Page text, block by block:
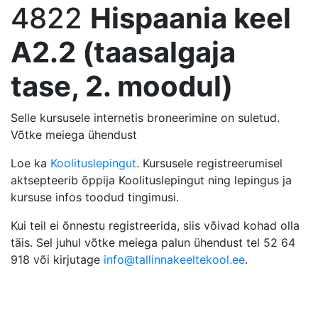
4822 Hispaania keel
A2.2 (taasalgaja
tase, 2. moodul)
Selle kursusele internetis broneerimine on suletud.
Võtke meiega ühendust
Loe ka Koolituslepingut. Kursusele registreerumisel
aktsepteerib õppija Koolituslepingut ning lepingus ja
kursuse infos toodud tingimusi.
Kui teil ei õnnestu registreerida, siis võivad kohad olla
täis. Sel juhul võtke meiega palun ühendust tel 52 64
918 või kirjutage info@tallinnakeeltekool.ee.